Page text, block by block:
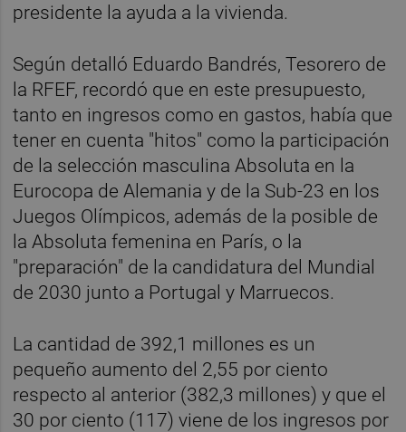
presidente la ayuda a la vivienda.
Según detalló Eduardo Bandrés, Tesorero de
la RFEF, recordó que en este presupuesto,
tanto en ingresos como en gastos, había que
tener en cuenta "hitos" como la participación
de la selección masculina Absoluta en la
Eurocopa de Alemania y de la Sub-23 en los
Juegos Olímpicos, además de la posible de
la Absoluta femenina en París, o la
"preparación" de la candidatura del Mundial
de 2030 junto a Portugal y Marruecos.
La cantidad de 392,1 millones es un
pequeño aumento del 2,55 por ciento
respecto al anterior (382,3 millones) y que el
30 por ciento (117) viene de los ingresos por